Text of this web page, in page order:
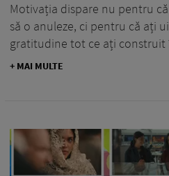
Motivația dispare nu pentru
să o anuleze, ci pentru că ați
gratitudine tot ce ați construit
+ MAI MULTE